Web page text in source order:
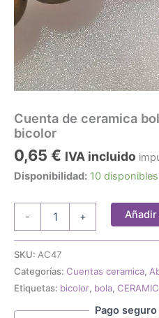
Cuenta de ceramica
bicolor
0,65 € IVA incluido
Disponibilidad: 10 disponibles
-
bola
metalizada
negra
bicolor
+
SKU: AC47
Categorías: Cuentas ceramica,
Etiquetas: bicolor, bola,
Pago